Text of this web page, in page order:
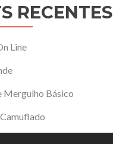
RECENTES
Line
Mergulho Básico